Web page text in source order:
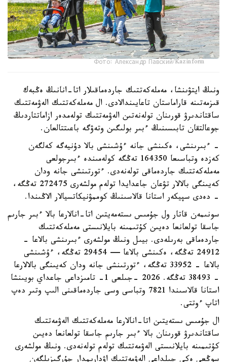
Фото: Александр Павский/Kazinform
ونىڭ ايتۋىنشا، مەملەكەتتىك جاردەماقىلار اتا-انانىڭ ەڭبەك
قىزمەتىنە قاراماستان تاعايىندالادى. ال مەملەكەتتىك الەۋمەتتىك
ساقتاندىرۋ قورىنان تولەنەتىن الەۋمەتتىك تولەمدەر ازاماتتاردىڭ
جوعالتقان تابىسىنىڭ ءبىر بولىگىن وتەۋگە باعىتتالعان.
- ءبىرىنشى، ەكىنشى جانە ءۇشىنشى بالا دۇنيەگە كەلگەن
كەزدە وتباسىعا 164350 تەڭگە كولەمىندە ءبىرجولعى
مەملەكەتتىك جاردەماقى تولەنەدى. ءتورتىنشى جانە ودان
كەيىنگى بالالار تۋعان جاعدايدا تولەم مولشەرى 272475 تەڭگە،
- دەدى سپيكەر استانا قالاسىنىڭ كوممۋنيكاتسيالار الاڭىندا.
سونىمەن قاتار ول جۇمىس ىستەمەيتىن اتا-انالارعا بالا ءبىر جارىم
جاسقا تولعانعا دەيىن كۇتىمىنە بايلانىستى مەملەكەتتىك
جاردەماقى بەرىلەدى. بيىل ونىڭ مولشەرى ءبىرىنشى بالاعا -
24912 تەڭگە، ەكىنشى بالاعا — 29454 تەڭگە، ءۇشىنشى
بالاعا - 33952 تەڭگە، ءتورتىنشى جانە ودان كەيىنگى بالالارعا
- 38493 تەڭگە. 2026 -جىلعى 1- تامىزداعى جاعداي بويىنشا
استانا قالاسىندا 7821 وتباسى وسى جاردەماقىنى الىپ وتىر دەپ
اتاپ ءوتتى.
ال جۇمىس ىستەيتىن اتا-انالارعا مەملەكەتتىك الەۋمەتتىك
ساقتاندىرۋ قورىنان بالا ءبىر جارىم جاسقا تولعانعا دەيىن
كۇتىمىنە بايلانىستى الەۋمەتتىك تولەم تولەنەدى. ونىڭ مولشەرى